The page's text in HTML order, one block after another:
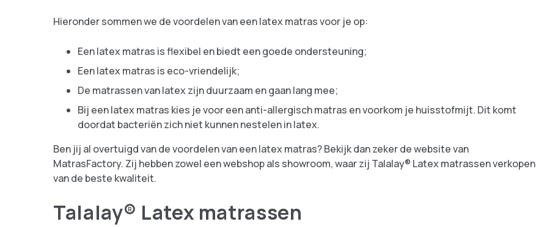
Hieronder sommen we de voordelen van een latex matras voor je op:
Een latex matras is flexibel en biedt een goede ondersteuning;
Een latex matras is eco-vriendelijk;
De matrassen van latex zijn duurzaam en gaan lang mee;
Bij een latex matras kies je voor een anti-allergisch matras en voorkom je huisstofmijt. Dit komt
doordat bacteriën zich niet kunnen nestelen in latex.
Ben jij al overtuigd van de voordelen van een latex matras? Bekijk dan zeker de website van
MatrasFactory. Zij hebben zowel een webshop als showroom, waar zij Talalay® Latex matrassen verkopen
van de beste kwaliteit.
Talalay® Latex matrassen